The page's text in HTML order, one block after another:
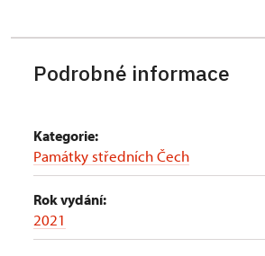
Podrobné informace
Kategorie:
Památky středních Čech
Rok vydání:
2021